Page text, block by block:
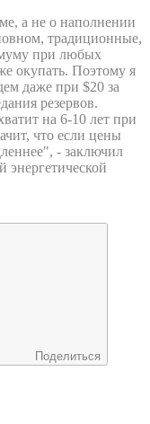
а не о наполнении
традиционные,
при любых
окупать. Поэтому я
даже при $20 за
резервов.
на 6-10 лет при
что если цены
- заключил
Поделиться